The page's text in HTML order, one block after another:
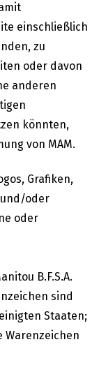
einschließlich
zu
oder davon
anderen
könnten,
von MAM.
Grafiken,
oder
oder
B.F.S.A.
sind
Staaten;
Warenzeichen